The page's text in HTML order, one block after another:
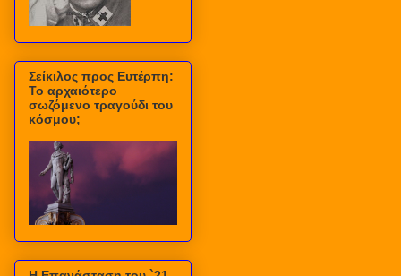
Σείκιλος προς Ευτέρπη:
Το αρχαιότερο
σωζόμενο τραγούδι του
κόσμου;